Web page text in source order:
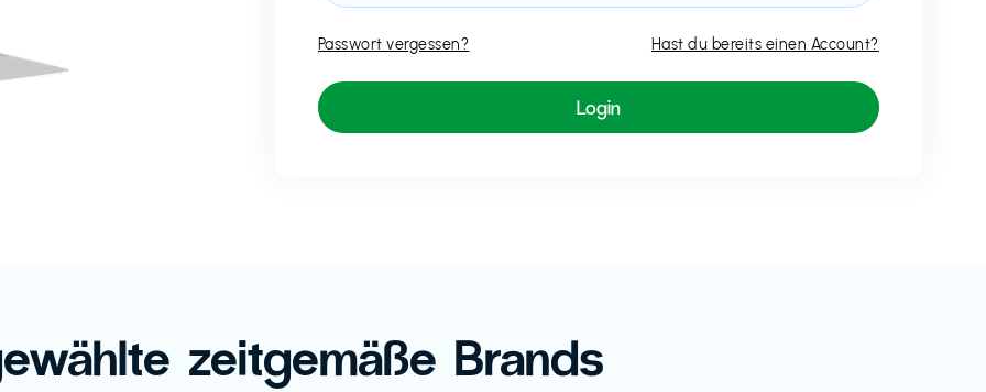
Passwort vergessen? Hast du bereits einen Account?
zeitgemäße Brands